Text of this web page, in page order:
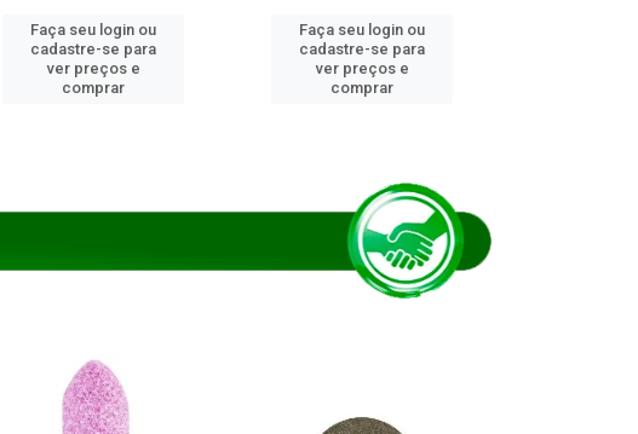
Faça seu login ou
cadastre-se para
ver preços e
comprar
Faça seu login ou
cadastre-se para
ver preços e
comprar